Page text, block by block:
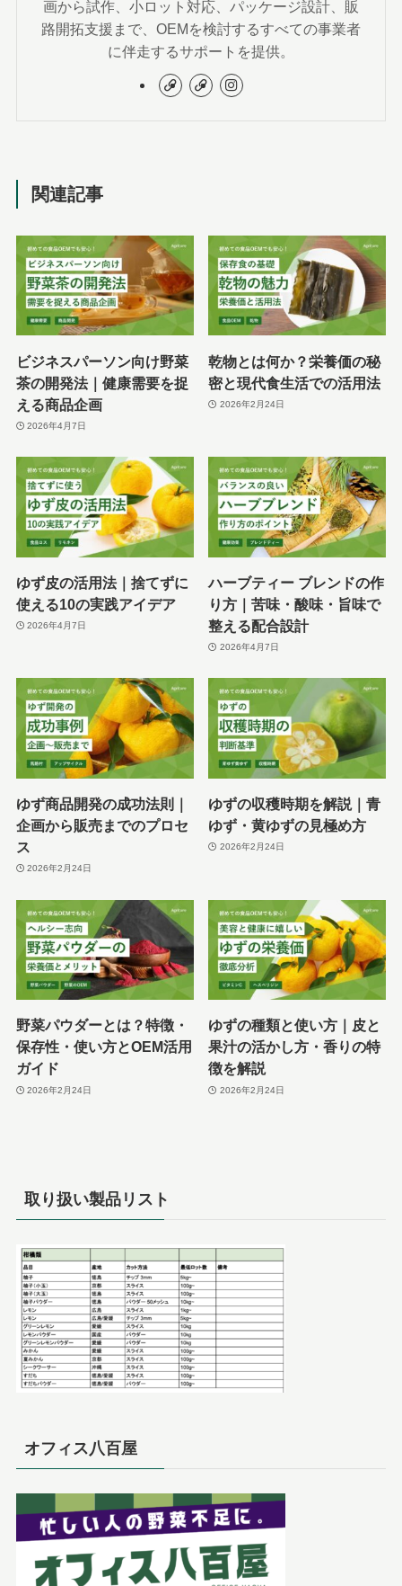
画から試作、小ロット対応、パッケージ設計、販
路開拓支援まで、OEMを検討するすべての事業者
に伴走するサポートを提供。
関連記事
ビジネスパーソン向け野菜
茶の開発法｜健康需要を捉
える商品企画
2026年4月7日
乾物とは何か？栄養価の秘
密と現代食生活での活用法
2026年2月24日
ゆず皮の活用法｜捨てずに
使える10の実践アイデア
2026年4月7日
ハーブティー ブレンドの作
り方｜苦味・酸味・旨味で
整える配合設計
2026年4月7日
ゆず商品開発の成功法則｜
企画から販売までのプロセ
ス
2026年2月24日
ゆずの収穫時期を解説｜青
ゆず・黄ゆずの見極め方
2026年2月24日
野菜パウダーとは？特徴・
保存性・使い方とOEM活用
ガイド
2026年2月24日
ゆずの種類と使い方｜皮と
果汁の活かし方・香りの特
徴を解説
2026年2月24日
取り扱い製品リスト
オフィス八百屋